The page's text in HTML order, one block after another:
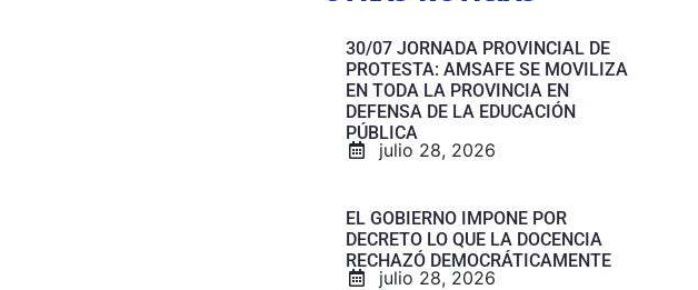
30/07 JORNADA PROVINCIAL DE
PROTESTA: AMSAFE SE MOVILIZA
EN TODA LA PROVINCIA EN
DEFENSA DE LA EDUCACIÓN
PÚBLICA
julio 28, 2026
EL GOBIERNO IMPONE POR
DECRETO LO QUE LA DOCENCIA
RECHAZÓ DEMOCRÁTICAMENTE
julio 28, 2026